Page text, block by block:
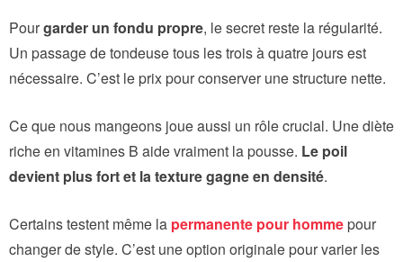
Pourgarder un fondu propre, le secret reste la régularité.
Un passage de tondeuse tous les trois à quatre jours est
nécessaire. C’est le prix pour conserver une structure nette.
Ce que nous mangeons joue aussi un rôle crucial. Une diète
riche en vitamines B aide vraiment la pousse. Le poil
devient plus fort et la texture gagne en densité.
Certains testent même la permanente pour homme pour
changer de style. C’est une option originale pour varier les